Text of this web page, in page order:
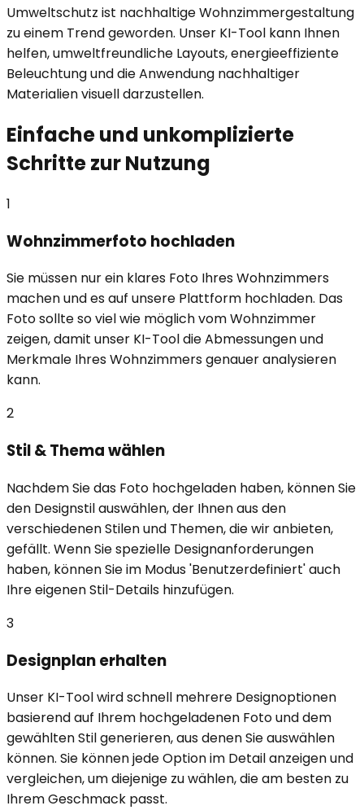
Umweltschutz ist nachhaltige Wohnzimmergestaltung
zu einem Trend geworden. Unser KI-Tool kann Ihnen
helfen, umweltfreundliche Layouts, energieeffiziente
Beleuchtung und die Anwendung nachhaltiger
Materialien visuell darzustellen.
Einfache und unkomplizierte
Schritte zur Nutzung
1
Wohnzimmerfoto hochladen
Sie müssen nur ein klares Foto Ihres Wohnzimmers
machen und es auf unsere Plattform hochladen. Das
Foto sollte so viel wie möglich vom Wohnzimmer
zeigen, damit unser KI-Tool die Abmessungen und
Merkmale Ihres Wohnzimmers genauer analysieren
kann.
2
Stil & Thema wählen
Nachdem Sie das Foto hochgeladen haben, können Sie
den Designstil auswählen, der Ihnen aus den
verschiedenen Stilen und Themen, die wir anbieten,
gefällt. Wenn Sie spezielle Designanforderungen
haben, können Sie im Modus 'Benutzerdefiniert' auch
Ihre eigenen Stil-Details hinzufügen.
3
Designplan erhalten
Unser KI-Tool wird schnell mehrere Designoptionen
basierend auf Ihrem hochgeladenen Foto und dem
gewählten Stil generieren, aus denen Sie auswählen
können. Sie können jede Option im Detail anzeigen und
vergleichen, um diejenige zu wählen, die am besten zu
Ihrem Geschmack passt.